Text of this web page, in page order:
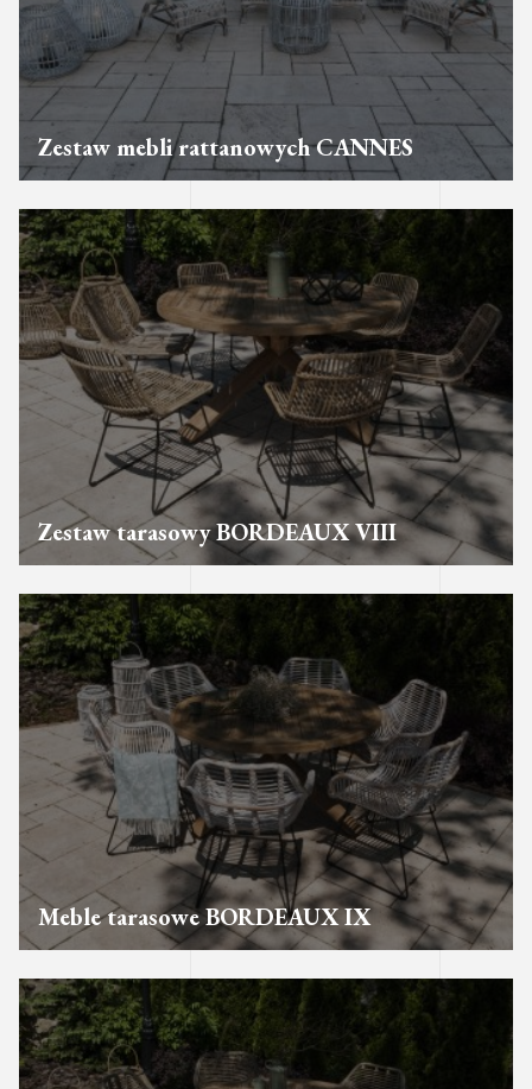
Zestaw mebli rattanowych CANNES
Zestaw tarasowy BORDEAUX VIII
Meble tarasowe BORDEAUX IX